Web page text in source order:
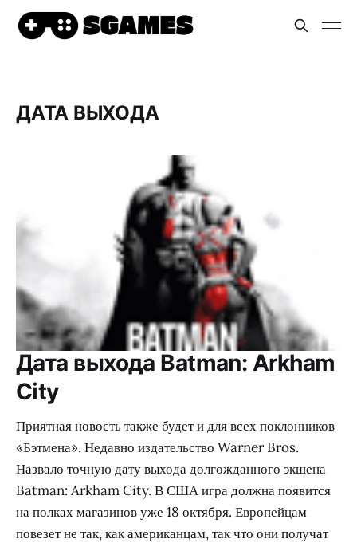
ДАТА ВЫХОДА
Дата выхода Batman: Arkham
City
Приятная новость также будет и для всех поклонников
«Бэтмена». Недавно издательство Warner Bros.
Назвало точную дату выхода долгожданного экшена
Batman: Arkham City. В США игра должна появится
на полках магазинов уже 18 октября. Европейцам
повезет не так, как американцам, так что они получат